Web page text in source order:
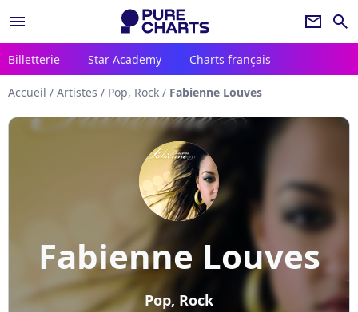
menu newsletter search
Billetterie Star Academy Charts français
Accueil / Artistes / Pop, Rock / Fabienne Louves
Fabienne Louves
Pop, Rock